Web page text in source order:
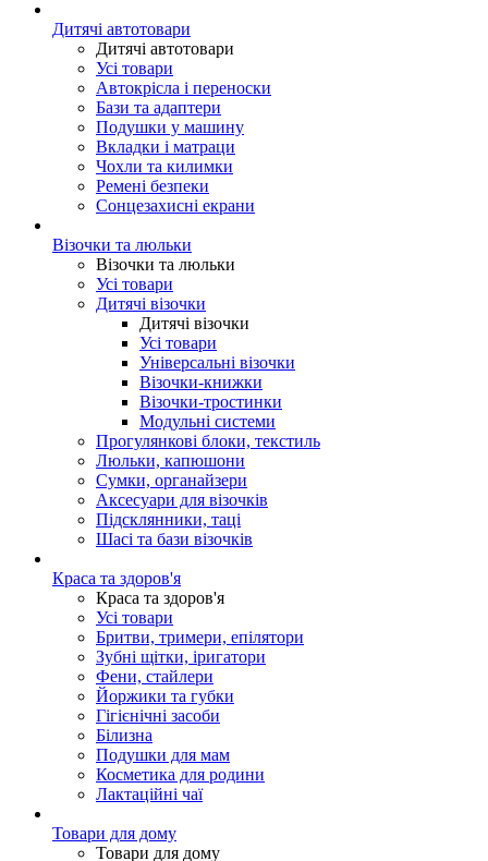
Дитячі автотовари
Дитячі автотовари
Усі товари
Автокрісла і переноски
Бази та адаптери
Подушки у машину
Вкладки і матраци
Чохли та килимки
Ремені безпеки
Сонцезахисні екрани
Візочки та люльки
Візочки та люльки
Усі товари
Дитячі візочки
Дитячі візочки
Усі товари
Універсальні візочки
Візочки-книжки
Візочки-тростинки
Модульні системи
Прогулянкові блоки, текстиль
Люльки, капюшони
Сумки, органайзери
Аксесуари для візочків
Підсклянники, таці
Шасі та бази візочків
Краса та здоров'я
Краса та здоров'я
Усі товари
Бритви, тримери, епілятори
Зубні щітки, іригатори
Фени, стайлери
Йоржики та губки
Гігієнічні засоби
Білизна
Подушки для мам
Косметика для родини
Лактаційні чаї
Товари для дому
Товари для дому